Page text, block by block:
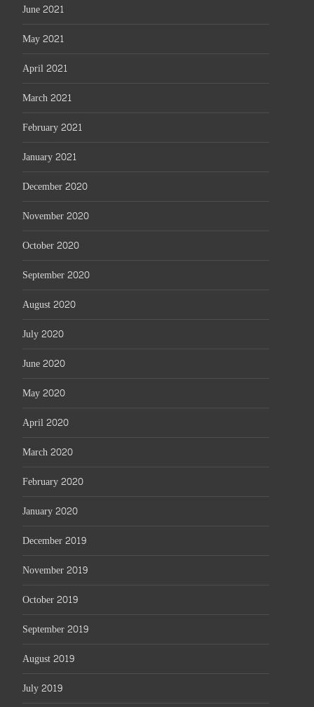
June 2021
May 2021
April 2021
March 2021
February 2021
January 2021
December 2020
November 2020
October 2020
September 2020
August 2020
July 2020
June 2020
May 2020
April 2020
March 2020
February 2020
January 2020
December 2019
November 2019
October 2019
September 2019
August 2019
July 2019